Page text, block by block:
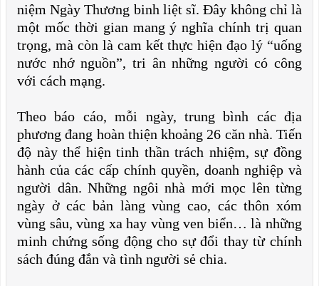
niệm Ngày Thương binh liệt sĩ. Đây không chỉ là
một mốc thời gian mang ý nghĩa chính trị quan
trọng, mà còn là cam kết thực hiện đạo lý “uống
nước nhớ nguồn”, tri ân những người có công
với cách mạng.
Theo báo cáo, mỗi ngày, trung bình các địa
phương đang hoàn thiện khoảng 26 căn nhà. Tiến
độ này thể hiện tinh thần trách nhiệm, sự đồng
hành của các cấp chính quyền, doanh nghiệp và
người dân. Những ngôi nhà mới mọc lên từng
ngày ở các bản làng vùng cao, các thôn xóm
vùng sâu, vùng xa hay vùng ven biển… là những
minh chứng sống động cho sự đổi thay từ chính
sách đúng đắn và tình người sẻ chia.